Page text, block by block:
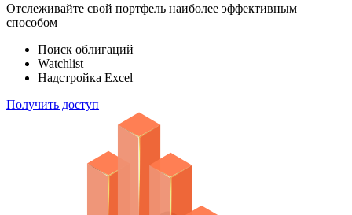
Отслеживайте свой портфель наиболее эффективным
способом
Поиск облигаций
Watchlist
Надстройка Excel
Получить доступ